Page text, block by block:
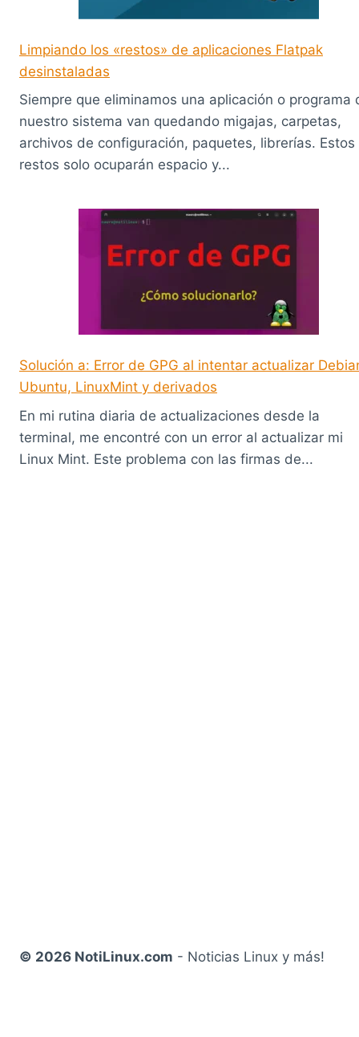
Limpiando los «restos» de aplicaciones Flatpak
desinstaladas
Siempre que eliminamos una aplicación o programa
nuestro sistema van quedando migajas, carpetas,
archivos de configuración, paquetes, librerías. Estos
restos solo ocuparán espacio y...
Solución a: Error de GPG al intentar actualizar
Ubuntu, LinuxMint y derivados
En mi rutina diaria de actualizaciones desde la
terminal, me encontré con un error al actualizar mi
Linux Mint. Este problema con las firmas de...
© 2026 NotiLinux.com - Noticias Linux y más!